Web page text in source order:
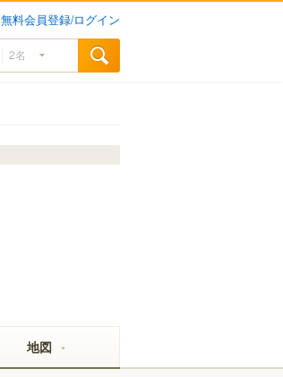
無料会員登録/ログイン
地図